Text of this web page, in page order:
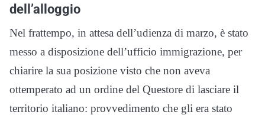
dell’alloggio
Nel frattempo, in attesa dell’udienza di marzo, è stato
messo a disposizione dell’ufficio immigrazione, per
chiarire la sua posizione visto che non aveva
ottemperato ad un ordine del Questore di lasciare il
territorio italiano: provvedimento che gli era stato